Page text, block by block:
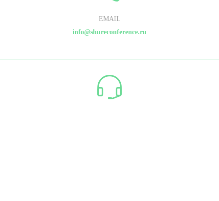
EMAIL
info@shureconference.ru